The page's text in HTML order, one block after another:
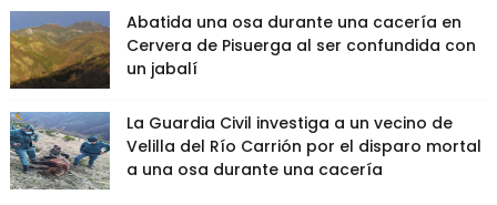
Abatida una osa durante una cacería en
Cervera de Pisuerga al ser confundida con
un jabalí
La Guardia Civil investiga a un vecino de
Velilla del Río Carrión por el disparo mortal
a una osa durante una cacería